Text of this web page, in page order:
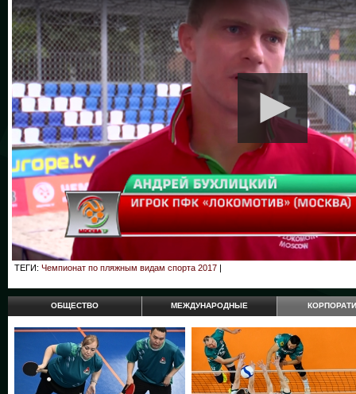
ТЕГИ: Чемпионат по пляжным видам спорта 2017 |
ОБЩЕСТВО МЕЖДУНАРОДНЫЕ